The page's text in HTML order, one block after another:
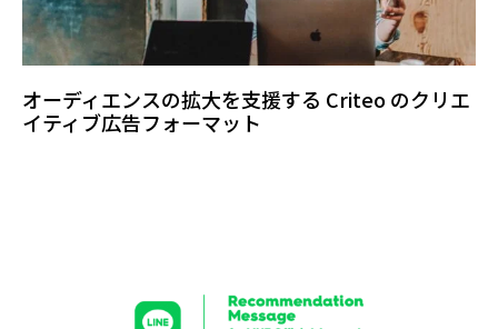
オーディエンスの拡大を支援する Criteo のクリエ
イティブ広告フォーマット